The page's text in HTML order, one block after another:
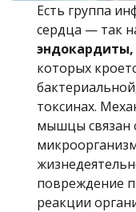
Есть группа
сердца — так
которых
токсинах.
мышцы связан
повреждение
реакции